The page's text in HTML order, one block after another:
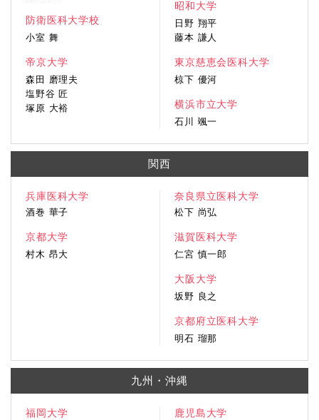
防衛医科大学校
小室 舞
帝京大学
森田 磨理夫
塩野谷 匠
塚原 大裕
昭和大学
日野 翔平
藤本 謙人
東京慈恵会医科大学
椋下 優河
横浜市立大学
石川 颯一
関西
兵庫医科大学
酒巻 華子
京都大学
村木 昂大
奈良県立医科大学
松下 尚弘
滋賀医科大学
仁宮 慎一郎
大阪大学
坂野 良之
京都府立医科大学
明石 瑠那
九州・沖縄
福岡大学 鹿児島大学